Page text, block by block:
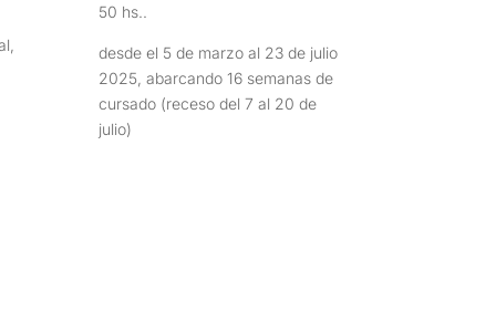
50 hs..
desde el 5 de marzo al 23 de julio
2025, abarcando 16 semanas de
cursado (receso del 7 al 20 de
julio)